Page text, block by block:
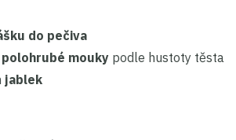
do pečiva
polohrubé mouky podle hustoty těsta
jablek